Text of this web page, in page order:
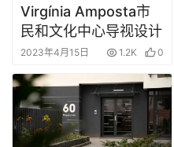
艺
工
业
登录
Virgínia Amposta市
民和文化中心导视设计
2023年4月15日 1.2K 0